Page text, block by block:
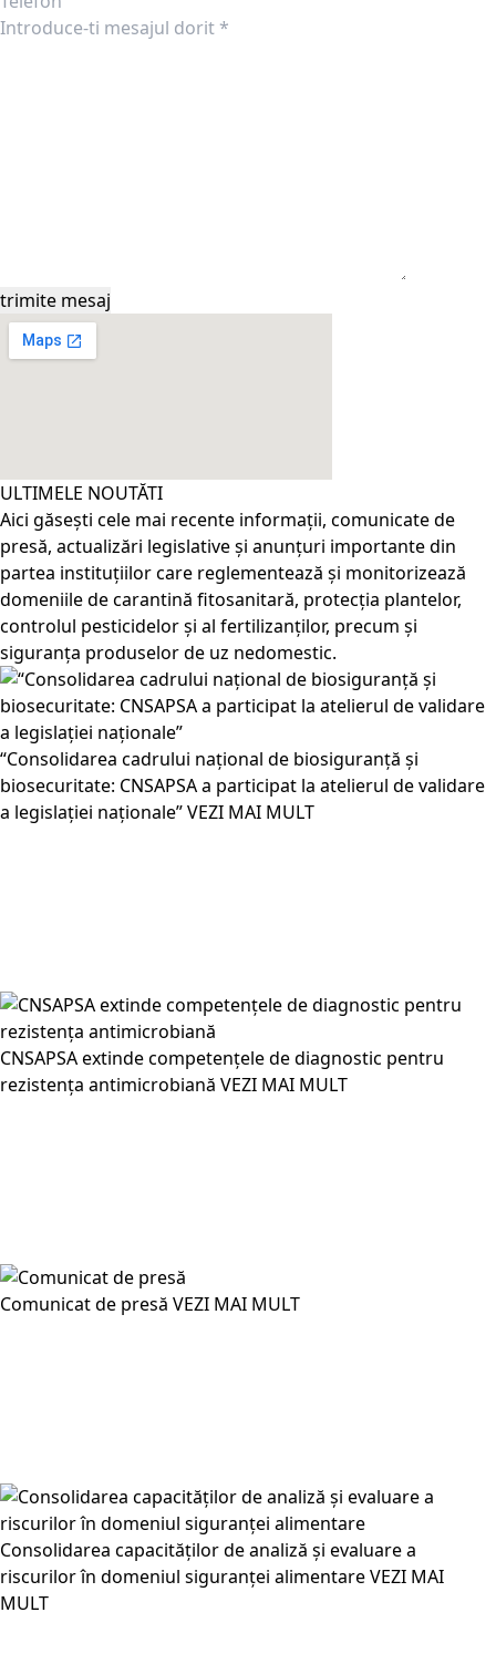
ULTIMELE NOUTĂTI
Aici găsești cele mai recente informații, comunicate de
presă, actualizări legislative și anunțuri importante din
partea instituțiilor care reglementează și monitorizează
domeniile de carantină fitosanitară, protecția plantelor,
controlul pesticidelor și al fertilizanților, precum și
siguranța produselor de uz nedomestic.
“Consolidarea cadrului național de biosiguranță și
biosecuritate: CNSAPSA a participat la atelierul de validare
a legislației naționale”VEZI MAI MULT
CNSAPSA extinde competențele de diagnostic pentru
rezistența antimicrobiană VEZI MAI MULT
Comunicat de presă VEZI MAI MULT
Consolidarea capacităților de analiză și evaluare a
riscurilor în domeniul siguranței alimentareVEZI MAI
MULT